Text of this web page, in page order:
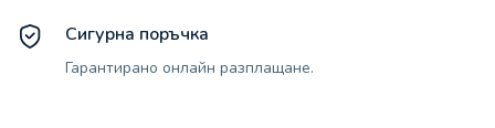
Сигурна поръчка
Гарантирано онлайн разплащане.